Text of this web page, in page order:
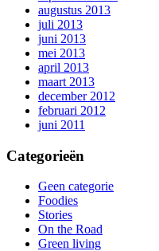
augustus 2013
juli 2013
juni 2013
mei 2013
april 2013
maart 2013
december 2012
februari 2012
juni 2011
Categorieën
Geen categorie
Foodies
Stories
On the Road
Green living